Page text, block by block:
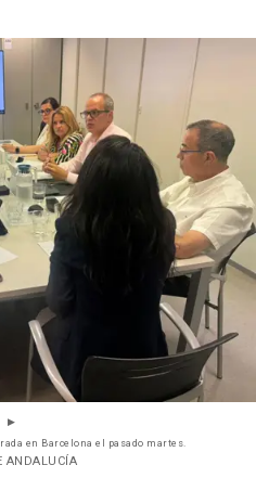
en Barcelona el pasado martes.
ANDALUCÍA